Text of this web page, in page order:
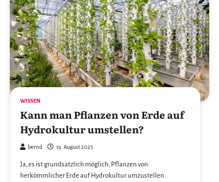
WISSEN
Kann man Pflanzen von Erde auf
Hydrokultur umstellen?
bernd 19. August 2023
Ja, es ist grundsätzlich möglich, Pflanzen von
herkömmlicher Erde auf Hydrokultur umzustellen.